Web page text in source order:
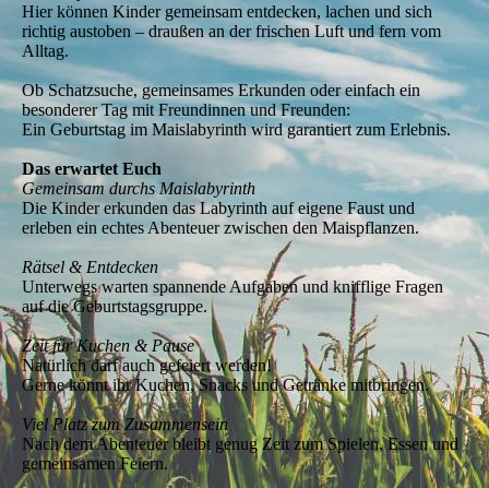
Hier können Kinder gemeinsam entdecken, lachen und sich
richtig austoben – draußen an der frischen Luft und fern vom
Alltag.
Ob Schatzsuche, gemeinsames Erkunden oder einfach ein
besonderer Tag mit Freundinnen und Freunden:
Ein Geburtstag im Maislabyrinth wird garantiert zum Erlebnis.
Das erwartet Euch
Gemeinsam durchs Maislabyrinth
Die Kinder erkunden das Labyrinth auf eigene Faust und
erleben ein echtes Abenteuer zwischen den Maispflanzen.
Rätsel & Entdecken
Unterwegs warten spannende Aufgaben und knifflige Fragen
auf die Geburtstagsgruppe.
Zeit für Kuchen & Pause
Natürlich darf auch gefeiert werden!
Gerne könnt ihr Kuchen, Snacks und Getränke mitbringen.
Viel Platz zum Zusammensein
Nach dem Abenteuer bleibt genug Zeit zum Spielen, Essen und
gemeinsamen Feiern.